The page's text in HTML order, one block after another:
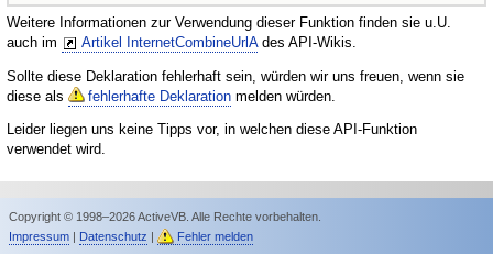
Weitere Informationen zur Verwendung dieser Funktion finden sie u.U.
auch im
Artikel InternetCombineUrlAdes API-Wikis.
Sollte diese Deklaration fehlerhaft sein, würden wir uns freuen, wenn sie
diese als
fehlerhafte Deklaration melden würden.
Leider liegen uns keine Tipps vor, in welchen diese API-Funktion
verwendet wird.
Copyright © 1998–2026 ActiveVB. Alle Rechte vorbehalten.
Impressum| Datenschutz | Fehler melden